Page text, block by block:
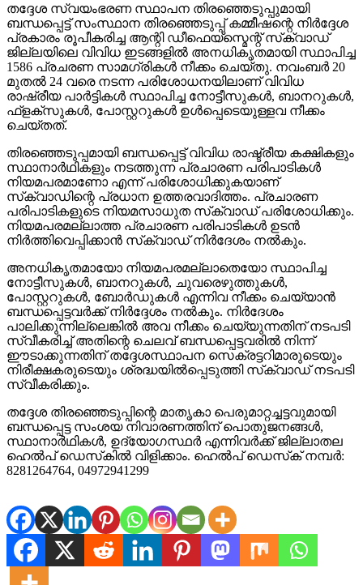
തദ്ദേശ സ്വയംഭരണ സ്ഥാപന തിരഞ്ഞെടുപ്പുമായി
ബന്ധപ്പെട്ട് സംസ്ഥാന തിരഞ്ഞെടുപ്പ് കമ്മീഷന്റെ നിര്‍ദ്ദേശ
പ്രകാരം രൂപീകരിച്ച ആന്റി ഡീഫെയ്സ്മെന്റ് സ്‌ക്വാഡ്
ജില്ലയിലെ വിവിധ ഇടങ്ങളില്‍ അനധികൃതമായി സ്ഥാപിച്ച
1586 പ്രചരണ സാമഗ്രികള്‍ നീക്കം ചെയ്തു. നവംബര്‍ 20
മുതല്‍ 24 വരെ നടന്ന പരിശോധനയിലാണ് വിവിധ
രാഷ്രീയ പാര്‍ട്ടികള്‍ സ്ഥാപിച്ച നോട്ടീസുകള്‍, ബാനറുകള്‍,
ഫ്‌ളക്‌സുകള്‍, പോസ്റ്ററുകള്‍ ഉള്‍പ്പെടെയുള്ളവ നീക്കം
ചെയ്തത്.
തിരഞ്ഞെടുപ്പമായി ബന്ധപ്പെട്ട് വിവിധ രാഷ്ട്രീയ കക്ഷികളും
സ്ഥാനാര്‍ഥികളും നടത്തുന്ന പ്രചാരണ പരിപാടികള്‍
നിയമപരമാണോ എന്ന് പരിശോധിക്കുകയാണ്
സ്‌ക്വാഡിന്റെ പ്രധാന ഉത്തരവാദിത്തം. പ്രചാരണ
പരിപാടികളുടെ നിയമസാധുത സ്‌ക്വാഡ് പരിശോധിക്കും.
നിയമപരമല്ലാത്ത പ്രചാരണ പരിപാടികള്‍ ഉടന്‍
നിര്‍ത്തിവെപ്പിക്കാന്‍ സ്‌ക്വാഡ് നിര്‍ദേശം നല്‍കും.
അനധികൃതമായോ നിയമപരമല്ലാതെയോ സ്ഥാപിച്ച
നോട്ടീസുകള്‍, ബാനറുകള്‍, ചുവരെഴുത്തുകള്‍,
പോസ്റ്ററുകള്‍, ബോര്‍ഡുകള്‍ എന്നിവ നീക്കം ചെയ്യാന്‍
ബന്ധപ്പെട്ടവര്‍ക്ക് നിര്‍ദ്ദേശം നല്‍കും. നിര്‍ദേശം
പാലിക്കുന്നില്ലെങ്കില്‍ അവ നീക്കം ചെയ്യുന്നതിന് നടപടി
സ്വീകരിച്ച് അതിന്റെ ചെലവ് ബന്ധപ്പെട്ടവരില്‍ നിന്ന്
ഈടാക്കുന്നതിന് തദ്ദേശസ്ഥാപന സെക്രട്ടറിമാരുടെയും
നിരീക്ഷകരുടെയും ശ്രദ്ധയില്‍പ്പെടുത്തി സ്‌ക്വാഡ് നടപടി
സ്വീകരിക്കും.
തദ്ദേശ തിരഞ്ഞെടുപ്പിന്റെ മാതൃകാ പെരുമാറ്റച്ചട്ടവുമായി
ബന്ധപ്പെട്ട സംശയ നിവാരണത്തിന് പൊതുജനങ്ങള്‍,
സ്ഥാനാര്‍ഥികള്‍, ഉദ്യോഗസ്ഥര്‍ എന്നിവര്‍ക്ക് ജില്ലാതല
ഹെല്‍പ് ഡെസ്‌കില്‍ വിളിക്കാം. ഹെല്‍പ് ഡെസ്‌ക് നമ്പര്‍:
8281264764, 04972941299